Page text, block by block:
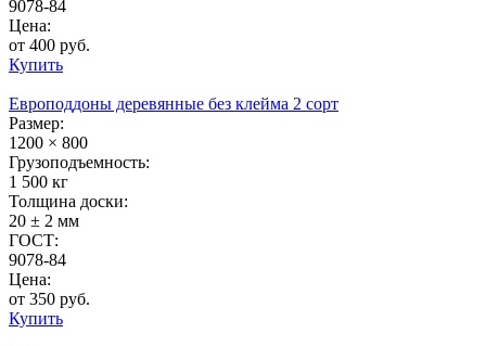
9078-84
Цена:
от 400 руб.
Купить
Европоддоны деревянные без клейма 2 сорт
Размер:
1200 × 800
Грузоподъемность:
1 500 кг
Толщина доски:
20 ± 2 мм
ГОСТ:
9078-84
Цена:
от 350 руб.
Купить